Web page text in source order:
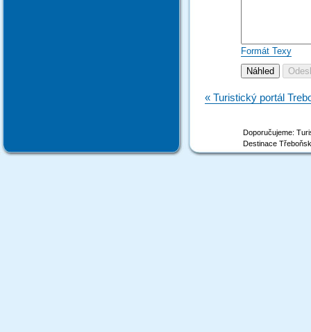
Formát Texy
« Turistický portál
Doporučujeme:
Destinace